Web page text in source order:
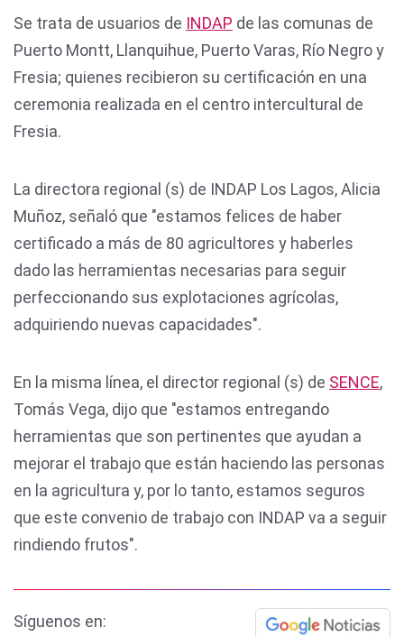
Se trata de usuarios de INDAP de las comunas de
Puerto Montt, Llanquihue, Puerto Varas, Río Negro y
Fresia; quienes recibieron su certificación en una
ceremonia realizada en el centro intercultural de
Fresia.
La directora regional (s) de INDAP Los Lagos, Alicia
Muñoz, señaló que "estamos felices de haber
certificado a más de 80 agricultores y haberles
dado las herramientas necesarias para seguir
perfeccionando sus explotaciones agrícolas,
adquiriendo nuevas capacidades".
En la misma línea, el director regional (s) de SENCE,
Tomás Vega, dijo que "estamos entregando
herramientas que son pertinentes que ayudan a
mejorar el trabajo que están haciendo las personas
en la agricultura y, por lo tanto, estamos seguros
que este convenio de trabajo con INDAP va a seguir
rindiendo frutos".
Síguenos en: